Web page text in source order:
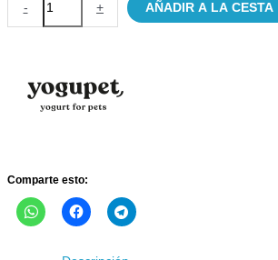
-
para
Yogupet
cantidad
+ AÑADIR A LA CESTA
Comparte esto: